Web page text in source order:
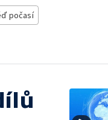
počasí